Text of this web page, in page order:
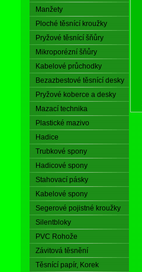
Manžety
Ploché těsnící kroužky
Pryžové těsnící šňůry
Mikroporézní šňůry
Kabelové průchodky
Bezazbestové těsnící desky
Pryžové koberce a desky
Mazací technika
Plastické mazivo
Hadice
Trubkové spony
Hadicové spony
Stahovací pásky
Kabelové spony
Segerové pojistné kroužky
Silentbloky
PVC Rohože
Závitová těsnění
Těsnící papír, Korek